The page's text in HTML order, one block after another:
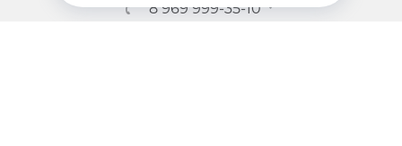
8 969 999-35-10